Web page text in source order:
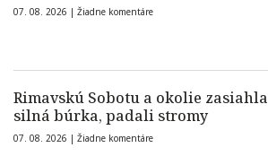
07. 08. 2026 | Žiadne komentáre
Rimavskú Sobotu a okolie zasiahla
silná búrka, padali stromy
07. 08. 2026 | Žiadne komentáre